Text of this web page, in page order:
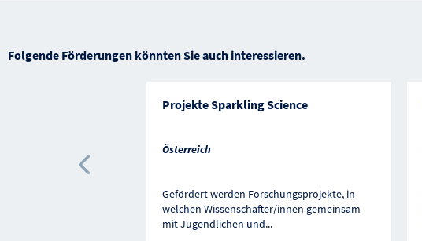
Folgende Förderungen könnten Sie auch interessieren.
Projekte Sparkling Science
Österreich
Gefördert werden Forschungsprojekte, in
welchen Wissenschafter/innen gemeinsam
mit Jugendlichen und...
Vorherige Förderung